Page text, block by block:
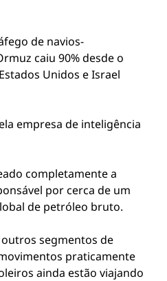
de navios-
caiu 90% desde o
Unidos e Israel
empresa de inteligência
completamente a
por cerca de um
de petróleo bruto.
segmentos de
praticamente
ainda estão viajando